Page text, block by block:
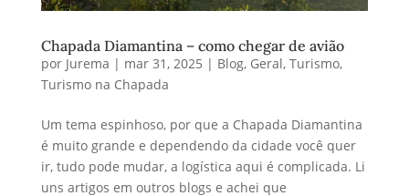
Chapada Diamantina – como chegar de avião
por Jurema | mar 31, 2025 | Blog, Geral, Turismo,
Turismo na Chapada
Um tema espinhoso, por que a Chapada Diamantina
é muito grande e dependendo da cidade você quer
ir, tudo pode mudar, a logística aqui é complicada. Li
uns artigos em outros blogs e achei que